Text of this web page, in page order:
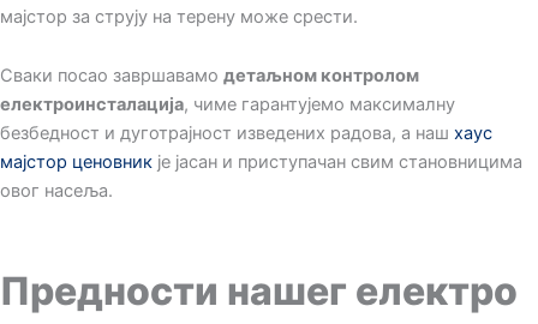
мајстор за струју на терену може срести.
Сваки посао завршавамо детаљном контролом
електроинсталација, чиме гарантујемо максималну
безбедност и дуготрајност изведених радова, а наш хаус
мајстор ценовник је јасан и приступачан свим становницима
овог насеља.
Предности нашег електро